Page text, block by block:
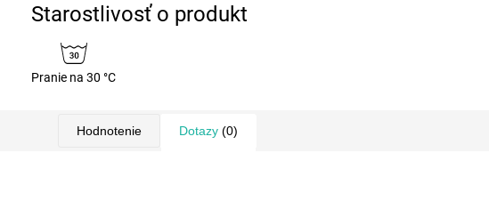
Starostlivosť o produkt
Pranie na 30 °C
Hodnotenie Dotazy (0)